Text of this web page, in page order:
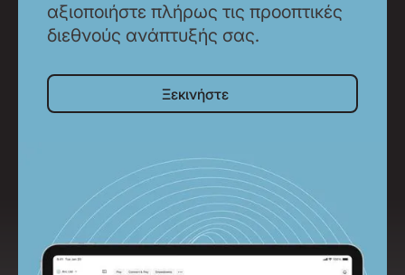
αξιοποιήστε πλήρως τις προοπτικές
διεθνούς ανάπτυξής σας.
Ξεκινήστε
Ξεκινήστε